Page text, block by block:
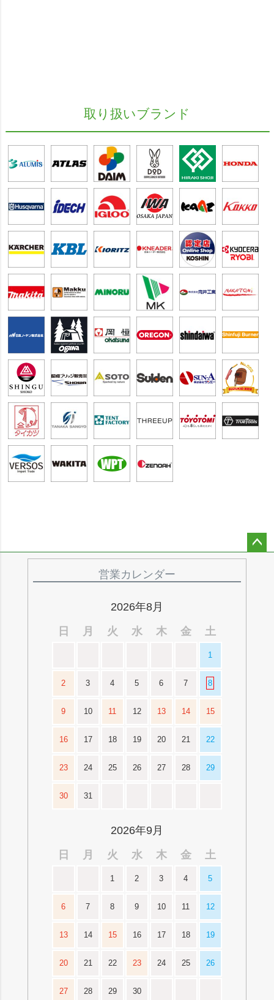
取り扱いブランド
営業カレンダー
2026年8月
日
月 火 水 木 金 土
1
2 3 4 5 6 7 8
9 10 11 12 13 14 15
16 17 18 19 20 21 22
23 24 25 26 27 28 29
30 31
2026年9月
日
月 火 水 木 金 土
1 2 3 4 5
6 7 8 9 10 11 12
13 14 15 16 17 18 19
20 21 22 23 24 25 26
27 28 29 30